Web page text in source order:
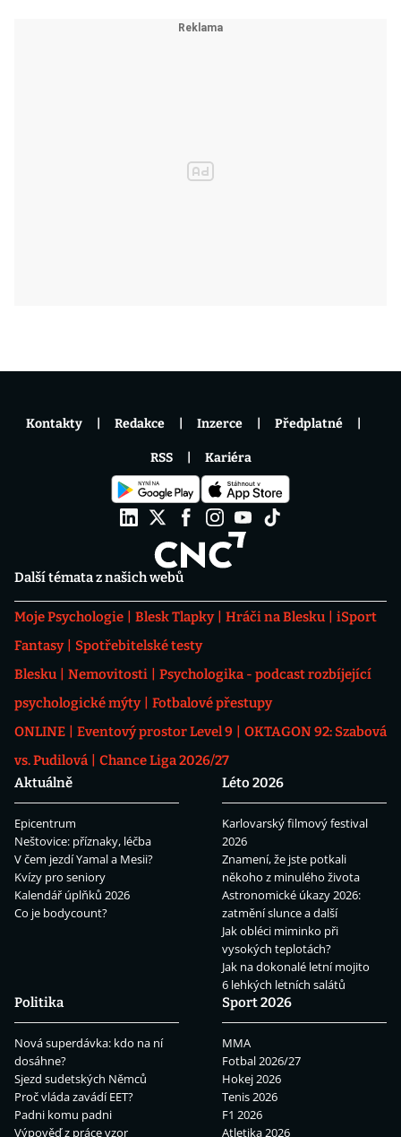
Další témata z našich webů
Moje Psychologie Blesk Tlapky Hráči na Blesku
iSport
Fantasy
Spotřebitelské testy
Blesku
Nemovitosti
Psychologika - podcast rozbíjející
psychologické mýty
Fotbalové přestupy
ONLINE
Eventový prostor Level 9
OKTAGON 92: Szabová
vs. Pudilová
Chance Liga 2026/27
Aktuálně
Epicentrum
Neštovice: příznaky, léčba
V čem jezdí Yamal a Mesii?
Kvízy pro seniory
Kalendář úplňků 2026
Co je bodycount?
Léto 2026
Karlovarský filmový festival
2026
Znamení, že jste potkali
někoho z minulého života
Astronomické úkazy 2026:
zatmění slunce a další
Jak obléci miminko při
vysokých teplotách?
Jak na dokonalé letní mojito
6 lehkých letních salátů
Politika
Nová superdávka: kdo na ní
dosáhne?
Sjezd sudetských Němců
Proč vláda zavádí EET?
Padni komu padni
Výpověď z práce vzor
Sport 2026
MMA
Fotbal 2026/27
Hokej 2026
Tenis 2026
F1 2026
Atletika 2026
Kontakty Redakce Inzerce Předplatné
RSS Kariéra